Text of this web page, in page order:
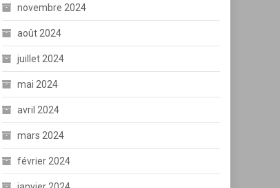
novembre 2024
août 2024
juillet 2024
mai 2024
avril 2024
mars 2024
février 2024